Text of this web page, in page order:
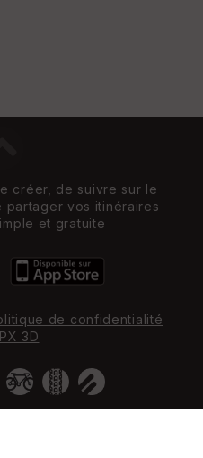
créer, de suivre sur le
vos itinéraires
et gratuite
de confidentialité
3D